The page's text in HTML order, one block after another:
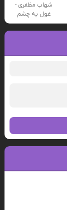
شهاب مظفری -
غول یه چشم